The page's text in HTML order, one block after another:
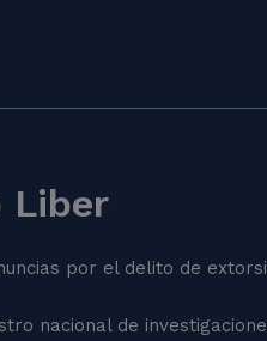
Liber
por el delito de
nacional de